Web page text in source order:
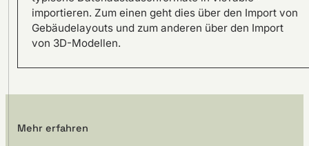
Produktion bei DEHN
importieren. Zum einen geht dies über den Import von
Gebäudelayouts und zum anderen über den Import
von 3D-Modellen.
Mehr erfahren